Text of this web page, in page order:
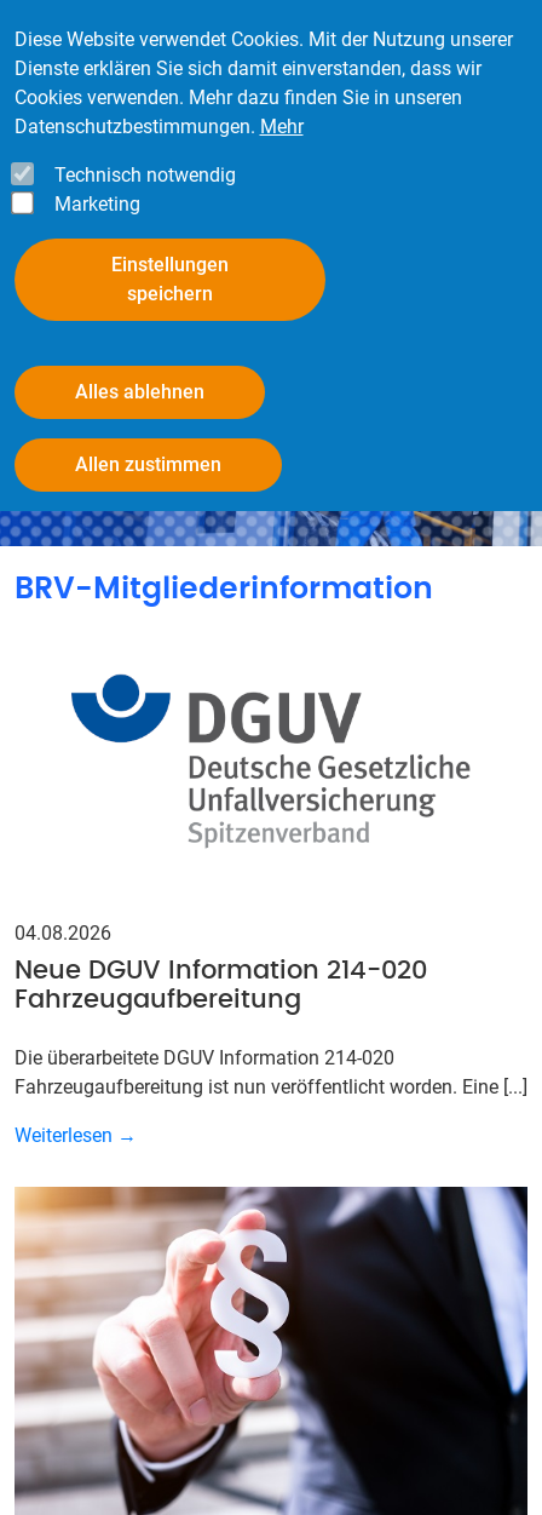
Diese Website verwendet Cookies. Mit der Nutzung unserer
Dienste erklären Sie sich damit einverstanden, dass wir
Cookies verwenden. Mehr dazu finden Sie in unseren
Datenschutzbestimmungen. Mehr
Technisch notwendig
Marketing
Einstellungen
speichern
Alles ablehnen
Allen zustimmen
Kontakt Login
Damit es rund läuft!
Der Repräsentant der Reifen- und Räderspezialisten mit
angeschlossenem Kfz-Service in Deutschland.
BRV-Mitgliederinformation
Neue DGUV Information 214-020
Fahrzeugaufbereitung
04.08.2026
Die überarbeitete DGUV Information 214-020
Fahrzeugaufbereitung ist nun veröffentlicht worden. Eine [...]
Weiterlesen →